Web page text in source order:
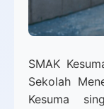
SMAK
Sekolah
Kesuma